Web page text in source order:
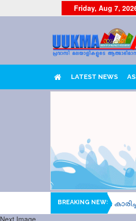
Friday, Aug 7,
LATEST NEWS
BREAKING NEWS
ഹീറ്റ്സിലെ കാരിച്ചാൽ,
Next Image